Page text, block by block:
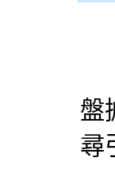
盤
尋